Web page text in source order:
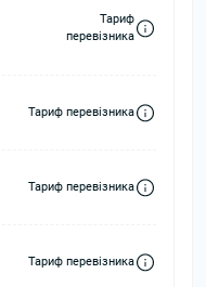
Тариф
перевізника
Тариф перевізника
Тариф перевізника
Тариф перевізника